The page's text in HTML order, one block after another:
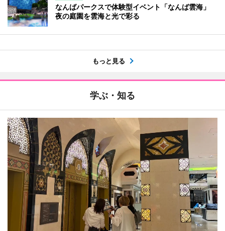
なんばパークスで体験型イベント「なんば雲海」
夜の庭園を雲海と光で彩る
もっと見る
学ぶ・知る